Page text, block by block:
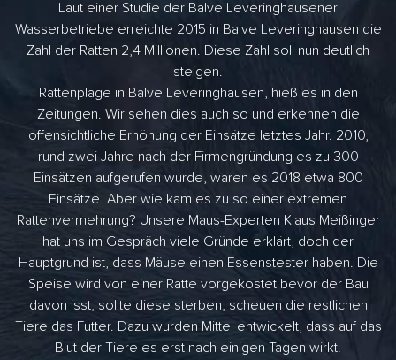
Laut einer Studie der Balve Leveringhausener
Wasserbetriebe erreichte 2015 in Balve Leveringhausen die
Zahl der Ratten 2,4 Millionen. Diese Zahl soll nun deutlich
steigen.
Rattenplage in Balve Leveringhausen, hieß es in den
Zeitungen. Wir sehen dies auch so und erkennen die
offensichtliche Erhöhung der Einsätze letztes Jahr. 2010,
rund zwei Jahre nach der Firmengründung es zu 300
Einsätzen aufgerufen wurde, waren es 2018 etwa 800
Einsätze. Aber wie kam es zu so einer extremen
Rattenvermehrung? Unsere Maus-Experten Klaus Meißinger
hat uns im Gespräch viele Gründe erklärt, doch der
Hauptgrund ist, dass Mäuse einen Essenstester haben. Die
Speise wird von einer Ratte vorgekostet bevor der Bau
davon isst, sollte diese sterben, scheuen die restlichen
Tiere das Futter. Dazu wurden Mittel entwickelt, dass auf das
Blut der Tiere es erst nach einigen Tagen wirkt.